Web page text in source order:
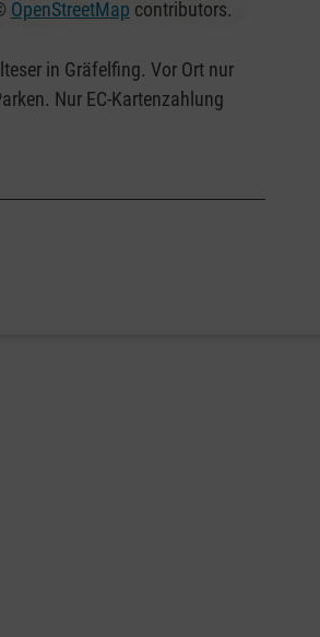
OpenStreetMap contributors.
in Gräfelfing. Vor Ort nur
Nur EC-Kartenzahlung